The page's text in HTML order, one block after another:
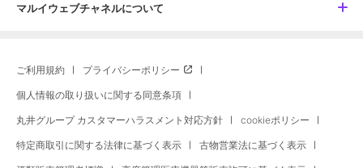
マルイウェブチャネルについて
ご利用規約 プライバシーポリシー
個人情報の取り扱いに関する同意条項
丸井グループ カスタマーハラスメント対応方針 cookieポリシー
特定商取引に関する法律に基づく表示 古物営業法に基づく表示